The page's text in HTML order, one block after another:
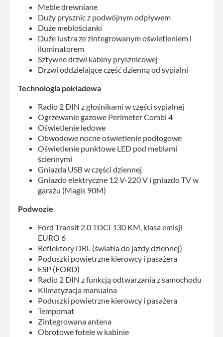
Meble drewniane
Duży prysznic z podwójnym odpływem
Duże meblościanki
Duże lustra ze zintegrowanym oświetleniem i
iluminatorem
Sztywne drzwi kabiny prysznicowej
Drzwi oddzielające część dzienną od sypialni
Technologia pokładowa
Radio 2 DIN z głośnikami w części sypialnej
Ogrzewanie gazowe Perimeter Combi 4
Oświetlenie ledowe
Obwodowe nocne oświetlenie podłogowe
Oświetlenie punktowe LED pod meblami
ściennymi
Gniazda USB w części dziennej
Gniazdo elektryczne 12 V-220 V i gniazdo TV w
garażu (Magis 90M)
Podwozie
Ford Transit 2.0 TDCI 130 KM, klasa emisji
EURO 6
Reflektory DRL (światła do jazdy dziennej)
Poduszki powietrzne kierowcy i pasażera
ESP (FORD)
Radio 2 DIN z funkcją odtwarzania z samochodu
Klimatyzacja manualna
Poduszki powietrzne kierowcy i pasażera
Tempomat
Zintegrowana antena
Obrotowe fotele w kabinie